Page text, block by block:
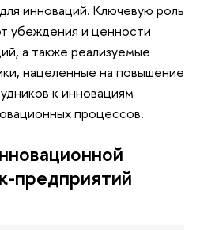
инноваций. Ключевую роль
убеждения и ценности
а также реализуемые
нацеленные на повышение
к инновациям
процессов.
предприятий